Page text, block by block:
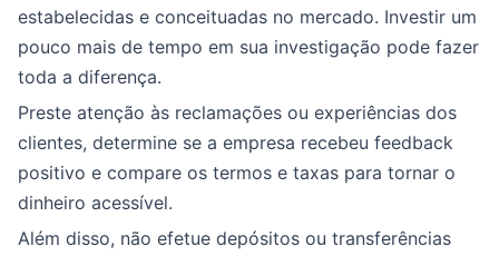
estabelecidas e conceituadas no mercado. Investir um
pouco mais de tempo em sua investigação pode fazer
toda a diferença.
Preste atenção às reclamações ou experiências dos
clientes, determine se a empresa recebeu feedback
positivo e compare os termos e taxas para tornar o
dinheiro acessível.
Além disso, não efetue depósitos ou transferências